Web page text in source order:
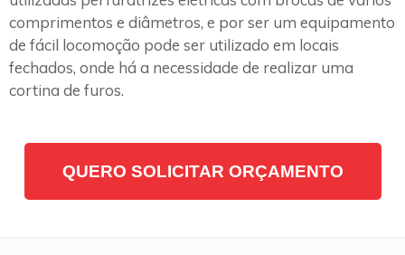
comprimentos e diâmetros, e por ser um equipamento
de fácil locomoção pode ser utilizado em locais
fechados, onde há a necessidade de realizar uma
cortina de furos.
QUERO SOLICITAR ORÇAMENTO